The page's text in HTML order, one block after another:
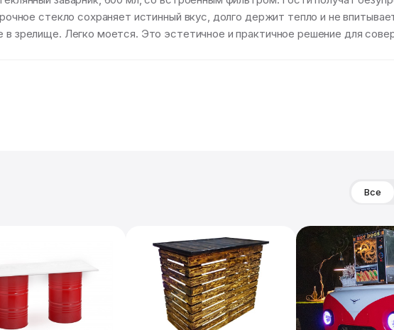
стекло сохраняет истинный вкус, долго держит тепло и не
в зрелище. Легко моется. Это эстетичное и практичное решение для
Все